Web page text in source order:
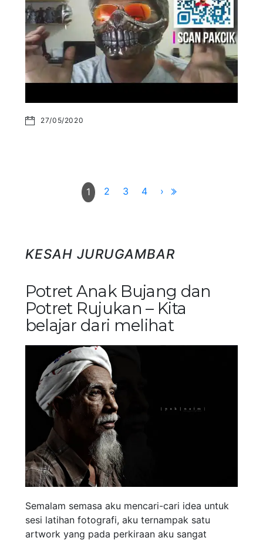
27/05/2020
1 2 3 4 ›
KESAH JURUGAMBAR
Potret Anak Bujang dan
Potret Rujukan – Kita
belajar dari melihat
Semalam semasa aku mencari-cari idea untuk
sesi latihan fotografi, aku ternampak satu
artwork yang pada perkiraan aku sangat